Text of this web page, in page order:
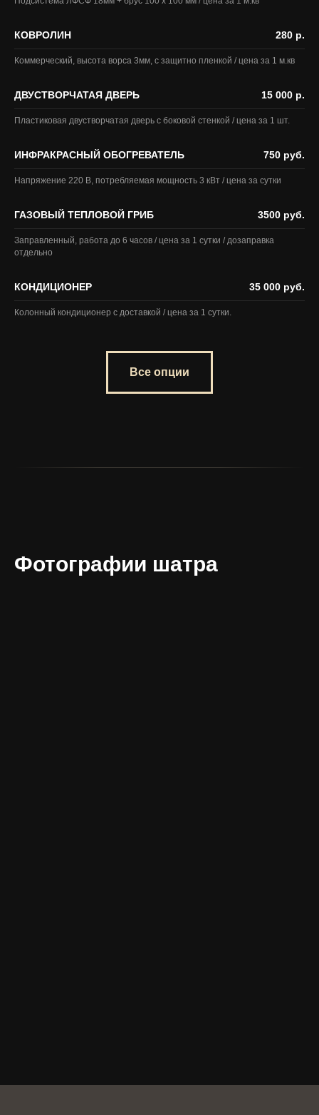
КОВРОЛИН 280 р.
Коммерческий, высота ворса 3мм, с защитно пленкой / цена за 1 м.кв
ДВУСТВОРЧАТАЯ ДВЕРЬ 15 000 р.
Пластиковая двустворчатая дверь с боковой стенкой / цена за 1 шт.
ИНФРАКРАСНЫЙ ОБОГРЕВАТЕЛЬ 750 руб.
Напряжение 220 В, потребляемая мощность 3 кВт / цена за сутки
ГАЗОВЫЙ ТЕПЛОВОЙ ГРИБ 3500 руб.
Заправленный, работа до 6 часов / цена за 1 сутки / дозаправка
отдельно
КОНДИЦИОНЕР 35 000 руб.
Колонный кондиционер с доставкой / цена за 1 сутки.
Все опции
Фотографии шатра